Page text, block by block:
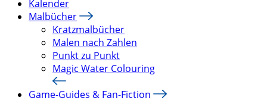
Kalender
Malbücher
Kratzmalbücher
Malen nach Zahlen
Punkt zu Punkt
Magic Water Colouring
Game-Guides & Fan-Fiction